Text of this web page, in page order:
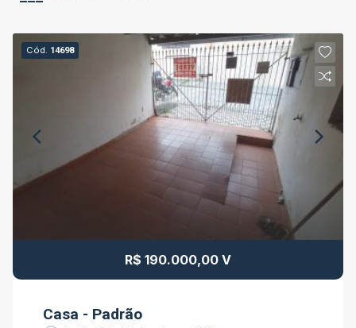
Cód. 14698
R$ 190.000,00 V
Casa - Padrão